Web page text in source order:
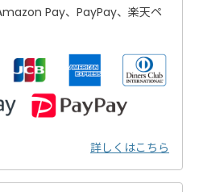
Pay、PayPay、楽天ペ
詳しくはこちら